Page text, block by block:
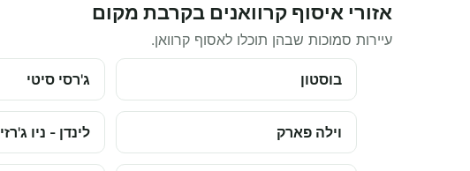
אזורי איסוף קרוואנים בקרבת מקום
עיירות סמוכות שבהן תוכלו לאסוף קרוואן.
בוסטון ג'רסי סיטי
וילה פארק לינדן - ניו ג'רזי